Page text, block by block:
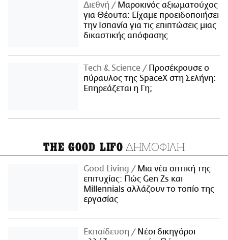
Διεθνή
Μαροκινός αξιωματούχος
για Θέουτα: Είχαμε προειδοποιήσει
την Ισπανία για τις επιπτώσεις μιας
δικαστικής απόφασης
Τech & Science
Προσέκρουσε ο
πύραυλος της SpaceX στη Σελήνη:
Επηρεάζεται η Γη;
THE GOOD LIFO ΔΗΜΟΦΙΛΗ
Good Living
Μια νέα οπτική της
επιτυχίας: Πώς Gen Zs και
Millennials αλλάζουν το τοπίο της
εργασίας
Εκπαίδευση
Νέοι δικηγόροι